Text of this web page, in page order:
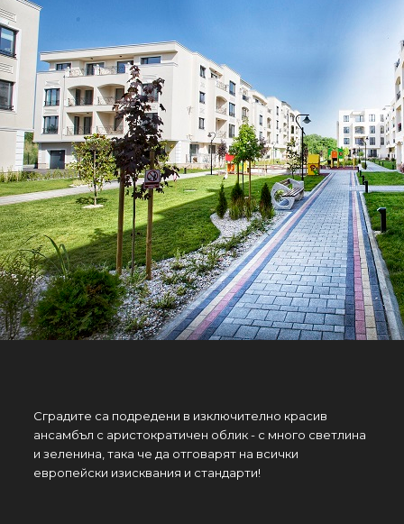
Сградите са подредени в изключително красив
ансамбъл с аристократичен облик - с много светлина
и зеленина, така че да отговарят на всички
европейски изисквания и стандарти!